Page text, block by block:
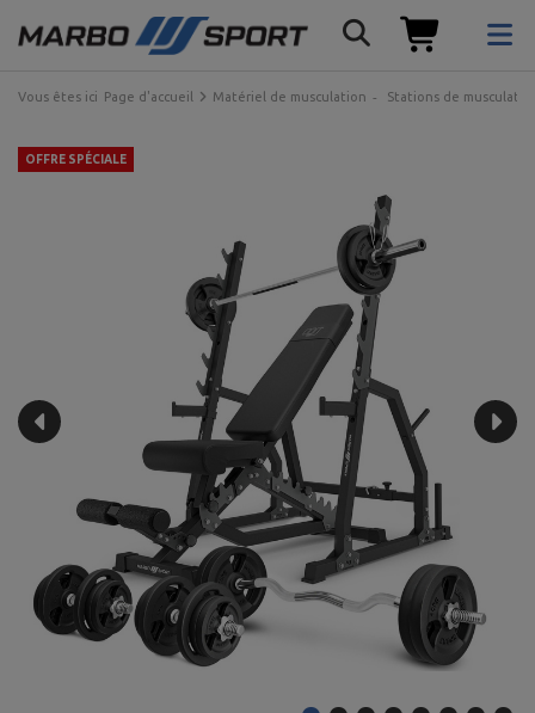
Vous êtes ici Page d'accueil Matériel de musculation Stations de
OFFRE SPÉCIALE